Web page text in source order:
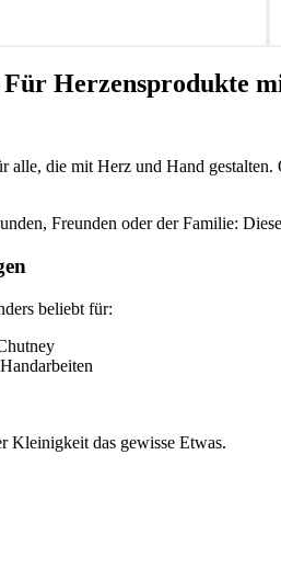
Herzensprodukte
die mit Herz und Hand
Freunden oder der Familie:
beliebt für:
Kleinigkeit das gewisse Etwas.